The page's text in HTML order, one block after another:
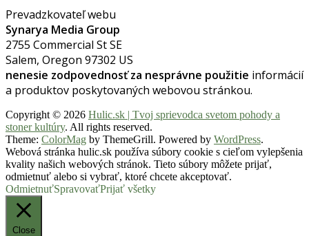
Prevadzkovateľ webu
Synarya Media Group
2755 Commercial St SE
Salem, Oregon 97302 US
nenesie zodpovednosť za nesprávne použitie informácií
a produktov poskytovaných webovou stránkou.
Copyright © 2026 Hulic.sk | Tvoj sprievodca svetom pohody a
stoner kultúry. All rights reserved.
Theme: ColorMag by ThemeGrill. Powered by WordPress.
Webová stránka hulic.sk používa súbory cookie s cieľom vylepšenia
kvality našich webových stránok. Tieto súbory môžete prijať,
odmietnuť alebo si vybrať, ktoré chcete akceptovať.
OdmietnuťSpravovaťPrijať všetky
Close